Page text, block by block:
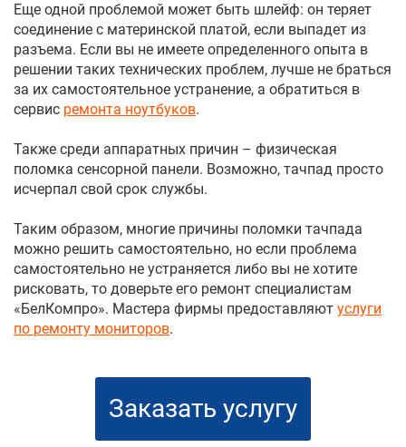
Еще одной проблемой может быть шлейф: он теряет
соединение с материнской платой, если выпадет из
разъема. Если вы не имеете определенного опыта в
решении таких технических проблем, лучше не браться
за их самостоятельное устранение, а обратиться в
сервис ремонта ноутбуков.
Также среди аппаратных причин – физическая
поломка сенсорной панели. Возможно, тачпад просто
исчерпал свой срок службы.
Таким образом, многие причины поломки тачпада
можно решить самостоятельно, но если проблема
самостоятельно не устраняется либо вы не хотите
рисковать, то доверьте его ремонт специалистам
«БелКомпро». Мастера фирмы предоставляют услуги
по ремонту мониторов.
Заказать услугу